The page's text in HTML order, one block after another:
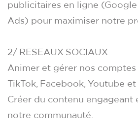
publicitaires en ligne
Ads) pour maximiser notre
2/ RESEAUX SOCIAUX
Animer et gérer nos comptes
TikTok, Facebook, Youtube
Créer du contenu engageant
notre communauté.